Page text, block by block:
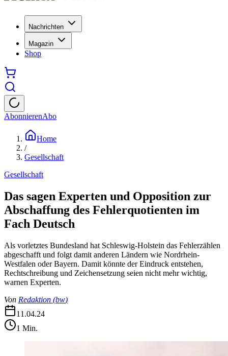
Nachrichten
Magazin
Shop
AbonnierenAbo
Home
/
Gesellschaft
Gesellschaft
Das sagen Experten und Opposition zur
Abschaffung des Fehlerquotienten im
Fach Deutsch
Als vorletztes Bundesland hat Schleswig-Holstein das Fehlerzählen
abgeschafft und folgt damit anderen Ländern wie Nordrhein-
Westfalen oder Bayern. Damit könnte der Eindruck entstehen,
Rechtschreibung und Zeichensetzung seien nicht mehr wichtig,
warnen Experten.
Von Redaktion (bw)
11.04.24
1 Min.